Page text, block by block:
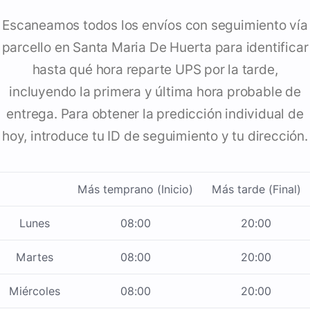
Escaneamos todos los envíos con seguimiento vía
parcello en Santa Maria De Huerta para identificar
hasta qué hora reparte UPS por la tarde,
incluyendo la primera y última hora probable de
entrega. Para obtener la predicción individual de
hoy, introduce tu ID de seguimiento y tu dirección.
Más temprano (Inicio) Más tarde (Final)
Lunes 08:00 20:00
Martes 08:00 20:00
Miércoles 08:00 20:00